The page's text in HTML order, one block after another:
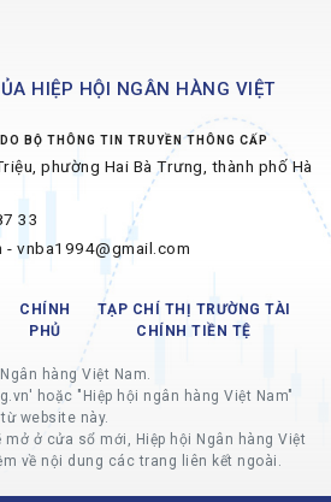
HIỆP HỘI NGÂN HÀNG VIỆT
BỘ THÔNG TIN TRUYỀN THÔNG CẤP
phường Hai Bà Trưng, thành phố Hà
33
- vnba1994@gmail.com
CHÍNH
PHỦ
TẠP CHÍ THỊ TRƯỜNG TÀI
CHÍNH TIỀN TỆ
hàng Việt Nam.
hoặc "Hiệp hội ngân hàng Việt Nam"
website này.
ở cửa sổ mới, Hiệp hội Ngân hàng Việt
về nội dung các trang liên kết ngoài.